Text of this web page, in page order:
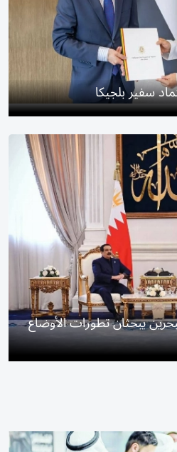
سفير بلجيكا
يبحثان تطورات الأوضاع